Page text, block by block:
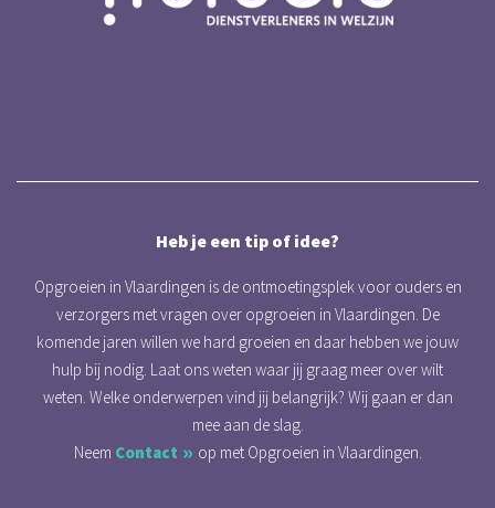
Heb je een tip of idee?
Opgroeien in Vlaardingen is de ontmoetingsplek voor ouders en
verzorgers met vragen over opgroeien in Vlaardingen. De
komende jaren willen we hard groeien en daar hebben we jouw
hulp bij nodig. Laat ons weten waar jij graag meer over wilt
weten. Welke onderwerpen vind jij belangrijk? Wij gaan er dan
mee aan de slag.
Neem Contact op met Opgroeien in Vlaardingen.